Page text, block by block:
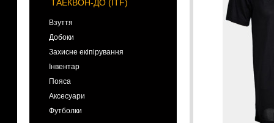
ТАЕКВОН-ДО (ІТF)
Взуття
Добоки
Захисне екіпірування
Інвентар
Пояса
Аксесуари
Футболки